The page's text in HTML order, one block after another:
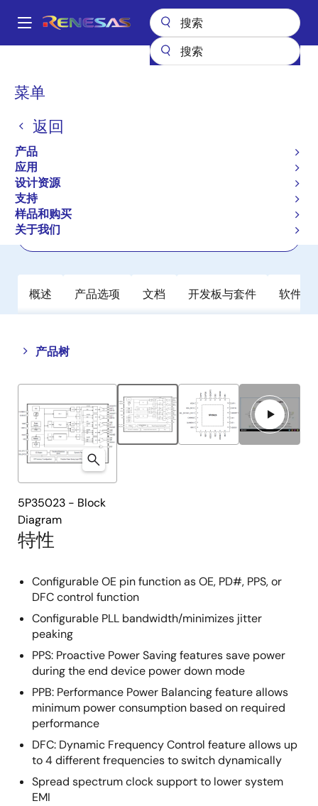
到
Main
菜单
返回
产品
应用
设计资源
支持
样品和购买
关于我们
面
屑
5P35023
5P35023
有效
VersaClock 3S Programmable Clock
Generator
概述 产品选项 文档 开发板与套件 软件与
产品树
Close
tree
menu
Open
tree
menu
特性
Configurable OE pin function as OE, PD#, PPS, or
DFC control function
Configurable PLL bandwidth/minimizes jitter
peaking
PPS: Proactive Power Saving features save power
during the end device power down mode
PPB: Performance Power Balancing feature allows
minimum power consumption based on required
performance
DFC: Dynamic Frequency Control feature allows up
to 4 different frequencies to switch dynamically
Spread spectrum clock support to lower system
EMI
5P35023 - Block
Diagram